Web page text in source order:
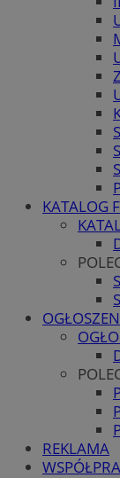
KATALOG
REKLAMA